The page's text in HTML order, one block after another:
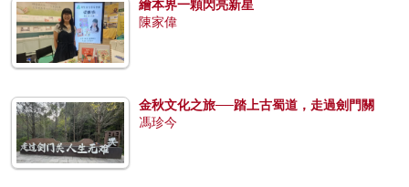
繪本界一顆閃亮新星
陳家偉
金秋文化之旅──踏上古蜀道，走過劍門關
馮珍今